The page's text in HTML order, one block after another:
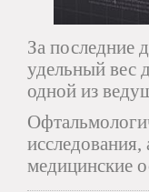
За последние
удельный вес
одной из
медицинские